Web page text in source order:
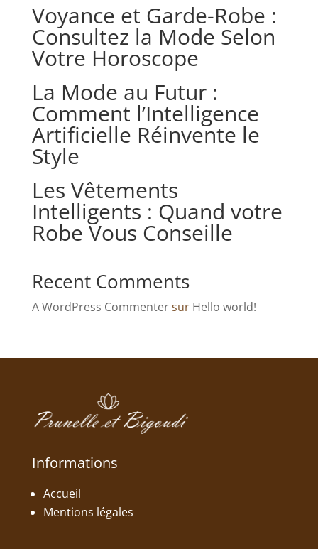
Voyance et Garde-Robe :
Consultez la Mode Selon
Votre Horoscope
La Mode au Futur :
Comment l’Intelligence
Artificielle Réinvente le
Style
Les Vêtements
Intelligents : Quand votre
Robe Vous Conseille
Recent Comments
A WordPress Commentersur Hello world!
Informations
Accueil
Mentions légales